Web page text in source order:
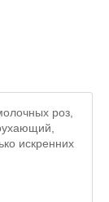
роз,
искренних